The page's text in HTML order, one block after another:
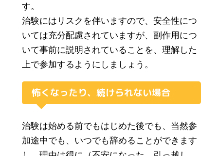
す。
治験にはリスクを伴いますので、安全性につ
いては充分配慮されていますが、副作用につ
いて事前に説明されていることを、理解した
上で参加するようにしましょう。
怖くなったり、続けられない場合
治験は始める前でもはじめた後でも、当然参
加途中でも、いつでも辞めることができます